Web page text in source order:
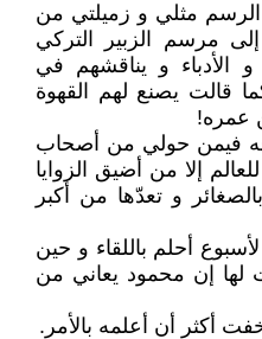
مثلي و زميلتي من
مرسم الزبير التركي
الأدباء و يناقشهم في
قالت يصنع لهم القهوة
عمره!
فيمن حولي من أصحاب
إلا من أضيق الزوايا
و تعدّها من أكبر
أحلم باللقاء و حين
إن محمود يعاني من
أكثر أن أعلمه بالأمر.